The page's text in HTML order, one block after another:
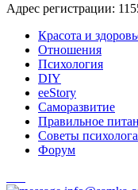
Адрес регистрации:
Красота и
Отношения
Психология
DIY
ееStory
Саморазвитие
Правильное
Советы психолога
Форум